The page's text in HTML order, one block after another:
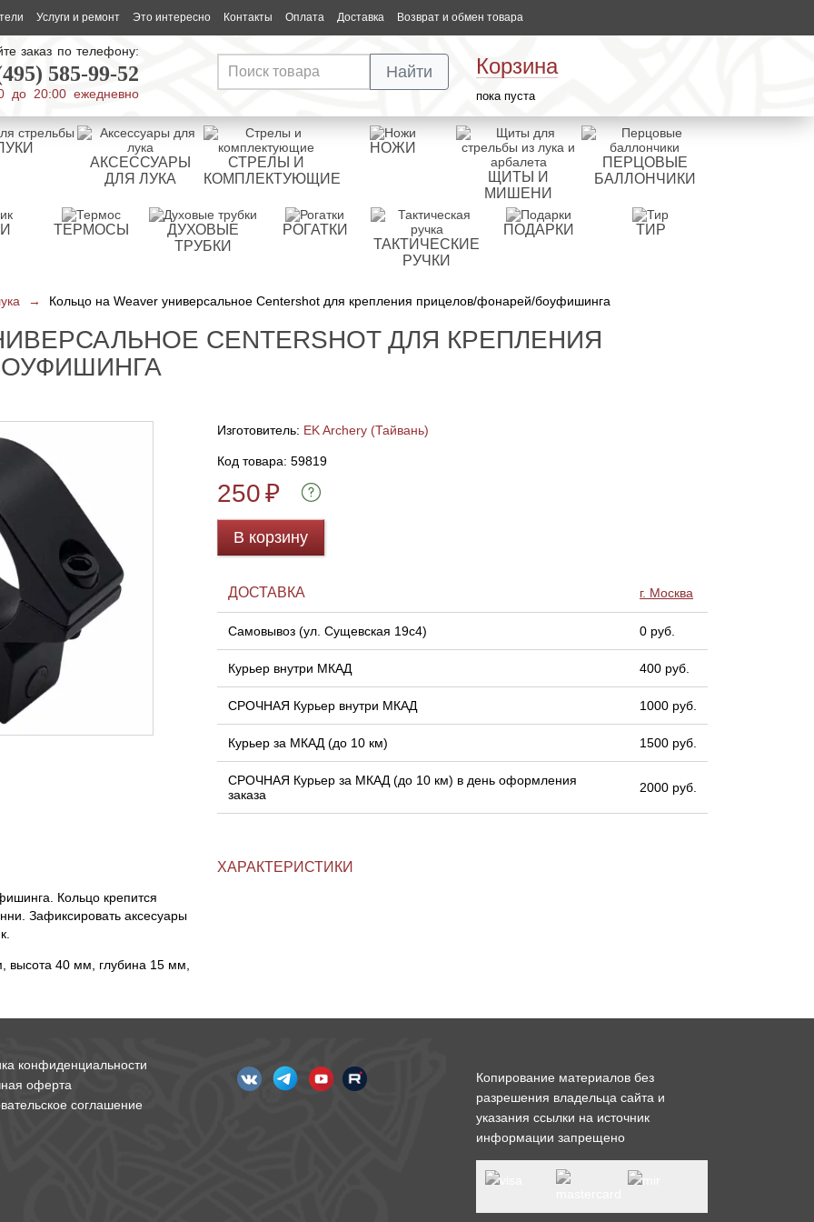
Услуги и ремонт Это интересно Контакты Оплата Доставка Возврат и обмен товара
заказ по телефону:
585-99-52
до 20:00 ежедневно
Корзина
пока пуста
Найти
АКСЕССУАРЫ
ДЛЯ ЛУКА
СТРЕЛЫ И
КОМПЛЕКТУЮЩИЕ
НОЖИ
ЩИТЫ И
МИШЕНИ
ПЕРЦОВЫЕ
БАЛЛОНЧИКИ
ТЕРМОСЫ
ДУХОВЫЕ
ТРУБКИ
РОГАТКИ
ТАКТИЧЕСКИЕ
РУЧКИ
ПОДАРКИ ТИР
→ Кольцо на Weaver универсальное Centershot для крепления прицелов/фонарей/боуфишинга
CENTERSHOT ДЛЯ КРЕПЛЕНИЯ
Изготовитель: EK Archery (Тайвань)
Код товара: 59819
250₽
В корзину
ДОСТАВКА г. Москва
Самовывоз (ул. Сущевская 19с4) 0 руб.
Курьер внутри МКАД 400 руб.
СРОЧНАЯ Курьер внутри МКАД 1000 руб.
Курьер за МКАД (до 10 км) 1500 руб.
СРОЧНАЯ Курьер за МКАД (до 10 км) в день оформления
заказа
2000 руб.
Кольцо крепится
Зафиксировать аксесуары
высота 40 мм, глубина 15 мм,
ХАРАКТЕРИСТИКИ
конфиденциальности
оферта
соглашение
Копирование материалов без
разрешения владельца сайта и
указания ссылки на источник
информации запрещено